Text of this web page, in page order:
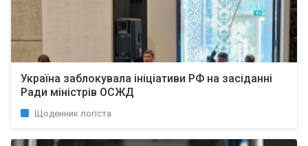
Україна заблокувала ініціативи РФ на засіданні
Ради міністрів ОСЖД
Щоденник логіста